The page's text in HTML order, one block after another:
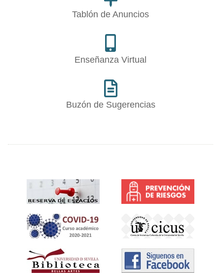
Tablón de Anuncios
Enseñanza Virtual
Buzón de Sugerencias